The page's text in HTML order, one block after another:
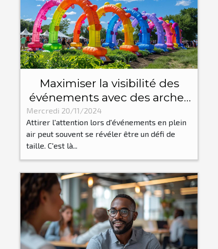
Maximiser la visibilité des
événements avec des arches
gonflables personnalisées
Mercredi 20/11/2024
Attirer l'attention lors d'événements en plein
air peut souvent se révéler être un défi de
taille. C'est là...